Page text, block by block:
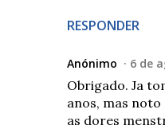
RESPONDER
Anónimo 6 de
Obrigado. Ja
anos, mas
as dores